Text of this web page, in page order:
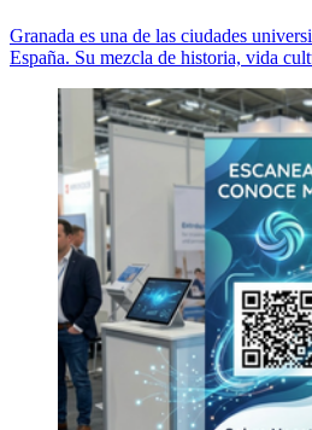
Granada es una de las ciudades
España. Su mezcla de historia, vida